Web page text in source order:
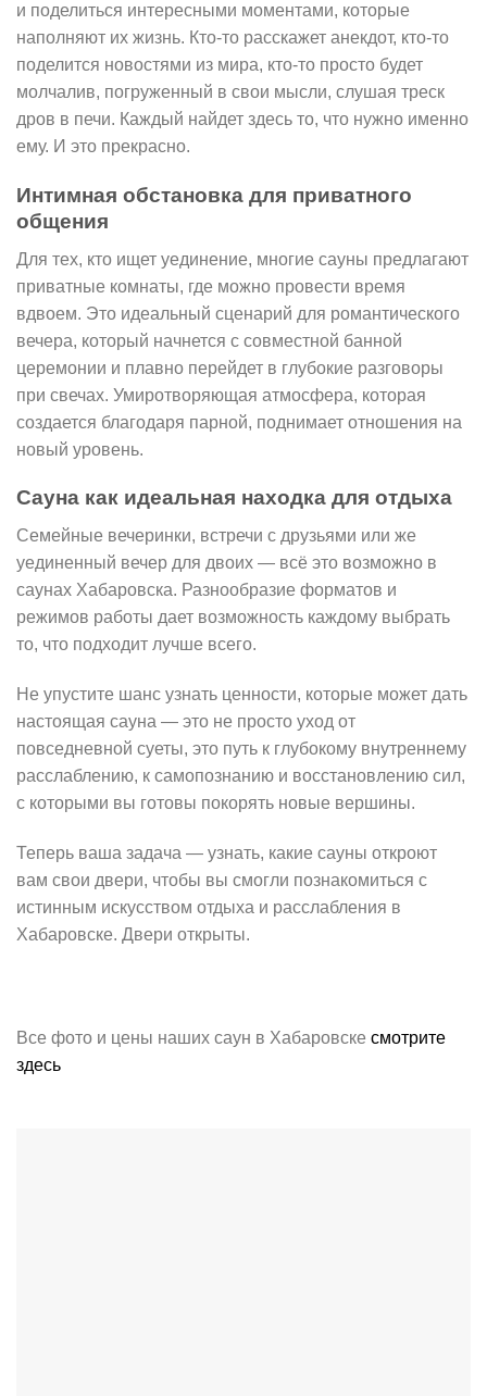
и поделиться интересными моментами, которые
наполняют их жизнь. Кто-то расскажет анекдот, кто-то
поделится новостями из мира, кто-то просто будет
молчалив, погруженный в свои мысли, слушая треск
дров в печи. Каждый найдет здесь то, что нужно именно
ему. И это прекрасно.
Интимная обстановка для приватного
общения
Для тех, кто ищет уединение, многие сауны предлагают
приватные комнаты, где можно провести время
вдвоем. Это идеальный сценарий для романтического
вечера, который начнется с совместной банной
церемонии и плавно перейдет в глубокие разговоры
при свечах. Умиротворяющая атмосфера, которая
создается благодаря парной, поднимает отношения на
новый уровень.
Сауна как идеальная находка для отдыха
Семейные вечеринки, встречи с друзьями или же
уединенный вечер для двоих — всё это возможно в
саунах Хабаровска. Разнообразие форматов и
режимов работы дает возможность каждому выбрать
то, что подходит лучше всего.
Не упустите шанс узнать ценности, которые может дать
настоящая сауна — это не просто уход от
повседневной суеты, это путь к глубокому внутреннему
расслаблению, к самопознанию и восстановлению сил,
с которыми вы готовы покорять новые вершины.
Теперь ваша задача — узнать, какие сауны откроют
вам свои двери, чтобы вы смогли познакомиться с
истинным искусством отдыха и расслабления в
Хабаровске. Двери открыты.
Все фото и цены наших саун в Хабаровске смотрите
здесь